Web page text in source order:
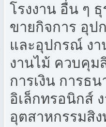
โรงงาน อื่น ๆ
ขายกิจการ อุป
และอุปกรณ์ ง
งานไม้ ควบคุม
การเงิน การธ
อิเล็กทรอนิกส์
อุตสาหกรรมสิ